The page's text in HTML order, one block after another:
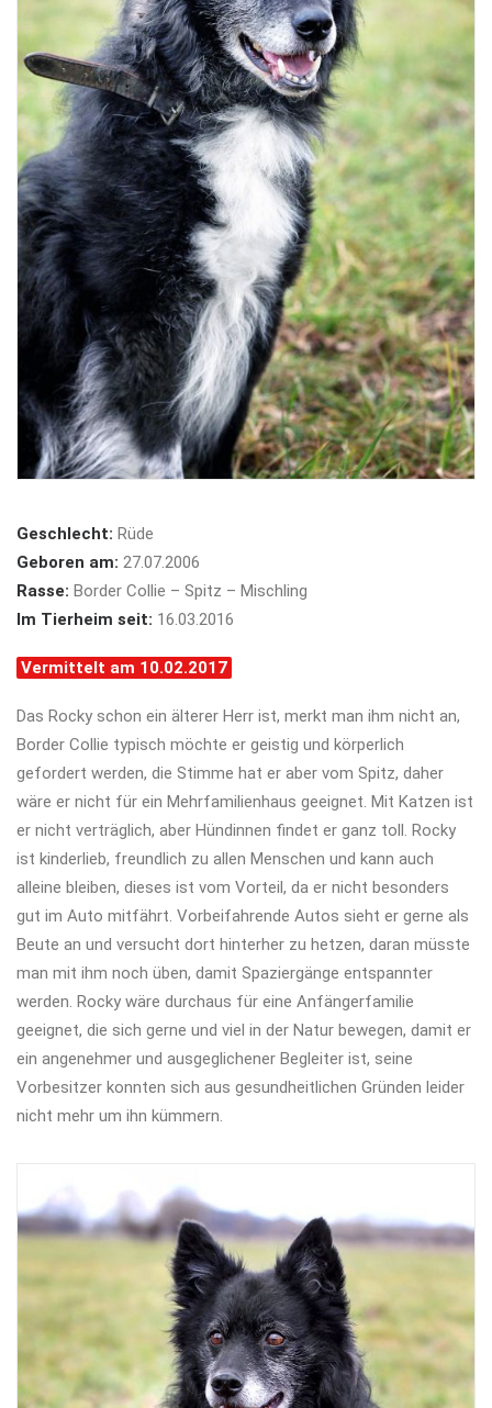
Geschlecht: Rüde
Geboren am: 27.07.2006
Rasse: Border Collie – Spitz – Mischling
Im Tierheim seit: 16.03.2016
Vermittelt am 10.02.2017
Das Rocky schon ein älterer Herr ist, merkt man ihm nicht an,
Border Collie typisch möchte er geistig und körperlich
gefordert werden, die Stimme hat er aber vom Spitz, daher
wäre er nicht für ein Mehrfamilienhaus geeignet. Mit Katzen ist
er nicht verträglich, aber Hündinnen findet er ganz toll. Rocky
ist kinderlieb, freundlich zu allen Menschen und kann auch
alleine bleiben, dieses ist vom Vorteil, da er nicht besonders
gut im Auto mitfährt. Vorbeifahrende Autos sieht er gerne als
Beute an und versucht dort hinterher zu hetzen, daran müsste
man mit ihm noch üben, damit Spaziergänge entspannter
werden. Rocky wäre durchaus für eine Anfängerfamilie
geeignet, die sich gerne und viel in der Natur bewegen, damit er
ein angenehmer und ausgeglichener Begleiter ist, seine
Vorbesitzer konnten sich aus gesundheitlichen Gründen leider
nicht mehr um ihn kümmern.